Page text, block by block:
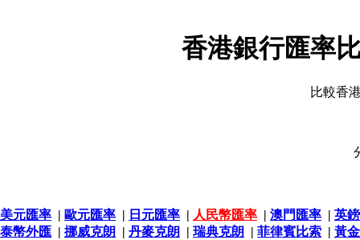
香港銀行匯率
比較香
美元匯率 | 歐元匯率 | 日元匯率 | 人民幣匯率 | 澳門匯率 | 英
泰幣外匯 | 挪威克朗 | 丹麥克朗 | 瑞典克朗 | 菲律賓比索 | 黃